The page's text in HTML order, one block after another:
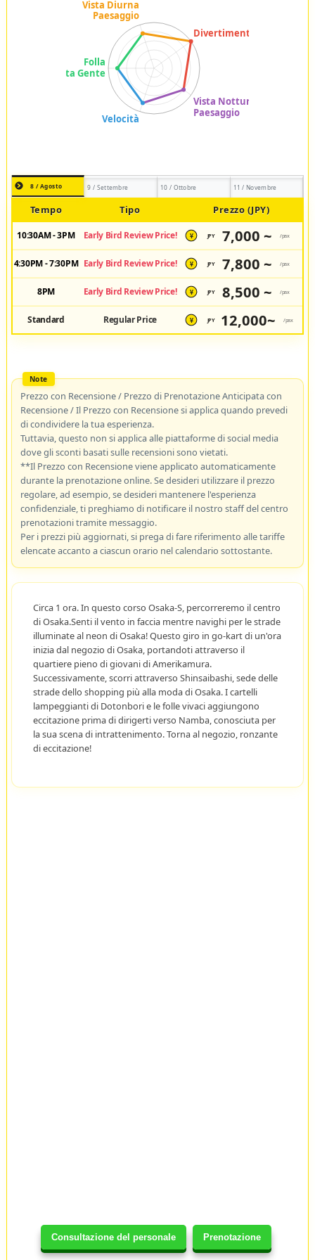
Consultazione del personale Prenotazione
8 / Agosto 9 / Settembre 10 / Ottobre 11 / Novembre
Tempo Tipo Prezzo (JPY)
10:30AM - 3PM Early Bird Review Price! ¥ JPY 7,000 ~ /pax
4:30PM - 7:30PM Early Bird Review Price! ¥ JPY 7,800 ~ /pax
8PM Early Bird Review Price! ¥ JPY 8,500 ~ /pax
Standard Regular Price ¥ JPY 12,000~ /pax
Prezzo con Recensione / Prezzo di Prenotazione Anticipata con
Recensione / Il Prezzo con Recensione si applica quando prevedi
di condividere la tua esperienza.
Tuttavia, questo non si applica alle piattaforme di social media
dove gli sconti basati sulle recensioni sono vietati.
**Il Prezzo con Recensione viene applicato automaticamente
durante la prenotazione online. Se desideri utilizzare il prezzo
regolare, ad esempio, se desideri mantenere l'esperienza
confidenziale, ti preghiamo di notificare il nostro staff del centro
prenotazioni tramite messaggio.
Per i prezzi più aggiornati, si prega di fare riferimento alle tariffe
elencate accanto a ciascun orario nel calendario sottostante.
Circa 1 ora. In questo corso Osaka-S, percorreremo il centro
di Osaka.Senti il vento in faccia mentre navighi per le strade
illuminate al neon di Osaka! Questo giro in go-kart di un'ora
inizia dal negozio di Osaka, portandoti attraverso il
quartiere pieno di giovani di Amerikamura.
Successivamente, scorri attraverso Shinsaibashi, sede delle
strade dello shopping più alla moda di Osaka. I cartelli
lampeggianti di Dotonbori e le folle vivaci aggiungono
eccitazione prima di dirigerti verso Namba, conosciuta per
la sua scena di intrattenimento. Torna al negozio, ronzante
di eccitazione!